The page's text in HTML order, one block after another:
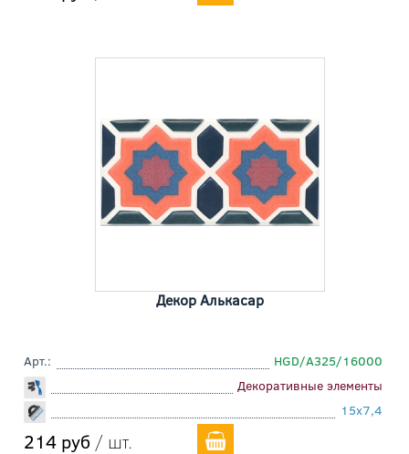
Декор Алькасар
Арт.:
HGD/A325/16000
Декоративные элементы
15x7,4
214 руб / шт.